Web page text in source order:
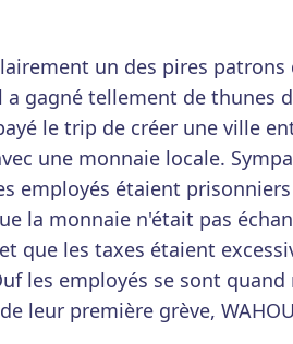
un des pires patrons
gagné tellement de thunes
le trip de créer une ville
une monnaie locale.
employés étaient
la monnaie n'était pas
que les taxes étaient
les employés se sont quand
leur première grève, WAHOU